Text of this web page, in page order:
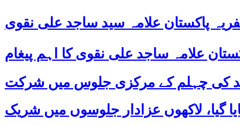
پاکستان علامہ سید ساجد علی نقوی
وفد کی چہلم کے مرکزی جلوس میں شرکت